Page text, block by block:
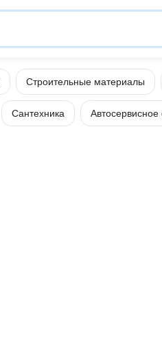
Строительные материалы
Сантехника